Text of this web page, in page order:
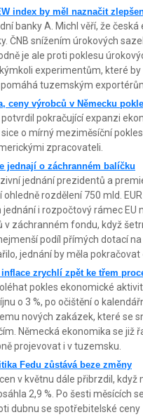
index by měl naznačit
banky A. Michl věří, že
ČNB snížením úrokových
je ale proti poklesu
experimentům, které
tuzemským
ceny výrobců v Německu
pokračující expanzi
o mírný meziměsíční
zpracovateli.
jednají o záchranném balíčku
jednání prezidentů a
rozdělení 750 mld.
i rozpočtový rámec EU
v záchranném fondu, když
podíl přímých dotací
jednání by měla
zrychlí zpět ke třem
pokles ekonomické
o 3 %, po očištění o
nových zakázek, které se
Německá ekonomika se již
projevovat i v tuzemsku.
Fedu zůstává beze změny
v květnu dále přibrzdil,
2,9 %. Po šesti měsících
dubnu se spotřebitelské ceny